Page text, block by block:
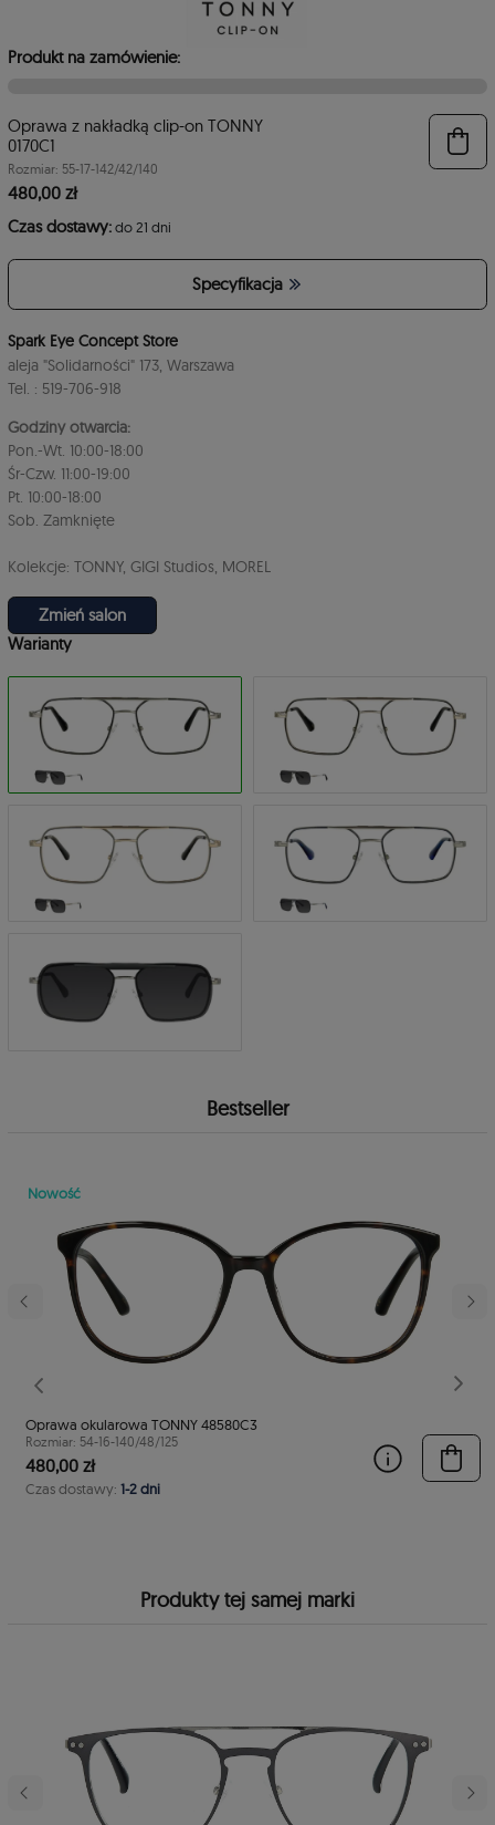
Produkt na zamówienie:
Oprawa z nakładką clip-on TONNY
0170C1
Rozmiar: 55-17-142/42/140
480,00 zł
Czas dostawy:do 21 dni
Specyfikacja
Spark Eye Concept Store
aleja "Solidarności" 173, Warszawa
Tel. : 519-706-918
Godziny otwarcia:
Zmień salon
Pon.-Wt. 10:00-18:00
Śr-Czw. 11:00-19:00
Pt. 10:00-18:00
Sob. Zamknięte
Kolekcje: TONNY, GIGI Studios, MOREL
Warianty
Bestseller
Poprzedni
Nowość
Oprawa okularowa TONNY 48580C3
Rozmiar: 54-16-140/48/125
480,00 zł
Czas dostawy: 1-2 dni
Produkty tej samej marki